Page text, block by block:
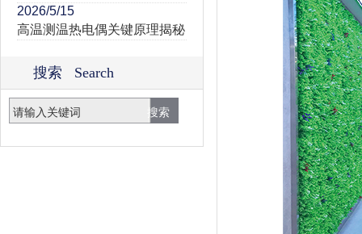
2026/5/15
高温测温热电偶关键原理揭秘
搜索 Search